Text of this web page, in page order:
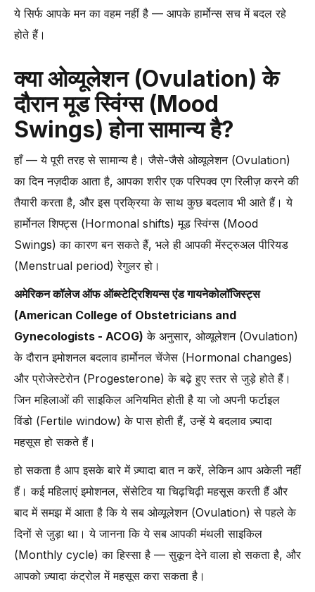
ये सिर्फ आपके मन का वहम नहीं है — आपके हार्मोन्स सच में बदल रहे
होते हैं।
क्या ओव्यूलेशन (Ovulation) के
दौरान मूड स्विंग्स (Mood
Swings) होना सामान्य है?
हाँ — ये पूरी तरह से सामान्य है। जैसे-जैसे ओव्यूलेशन (Ovulation)
का दिन नज़दीक आता है, आपका शरीर एक परिपक्व एग रिलीज़ करने की
तैयारी करता है, और इस प्रक्रिया के साथ कुछ बदलाव भी आते हैं। ये
हार्मोनल शिफ्ट्स (Hormonal shifts) मूड स्विंग्स (Mood
Swings) का कारण बन सकते हैं, भले ही आपकी मेंस्ट्रुअल पीरियड
(Menstrual period) रेगुलर हो।
अमेरिकन कॉलेज ऑफ ऑब्स्टेट्रिशियन्स एंड गायनेकोलॉजिस्ट्स
(American College of Obstetricians and
Gynecologists - ACOG) के अनुसार, ओव्यूलेशन (Ovulation)
के दौरान इमोशनल बदलाव हार्मोनल चेंजेस (Hormonal changes)
और प्रोजेस्टेरोन (Progesterone) के बढ़े हुए स्तर से जुड़े होते हैं।
जिन महिलाओं की साइकिल अनियमित होती है या जो अपनी फर्टाइल
विंडो (Fertile window) के पास होती हैं, उन्हें ये बदलाव ज़्यादा
महसूस हो सकते हैं।
हो सकता है आप इसके बारे में ज़्यादा बात न करें, लेकिन आप अकेली नहीं
हैं। कई महिलाएं इमोशनल, सेंसेटिव या चिढ़चिढ़ी महसूस करती हैं और
बाद में समझ में आता है कि ये सब ओव्यूलेशन (Ovulation) से पहले के
दिनों से जुड़ा था। ये जानना कि ये सब आपकी मंथली साइकिल
(Monthly cycle) का हिस्सा है — सुकून देने वाला हो सकता है, और
आपको ज़्यादा कंट्रोल में महसूस करा सकता है।